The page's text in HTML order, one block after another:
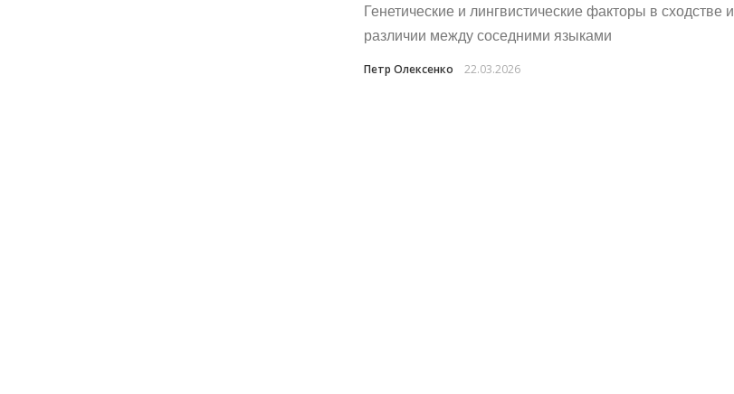
Генетические и лингвистические факторы в сходстве и
различии между соседними языками
Петр Олексенко 22.03.2026